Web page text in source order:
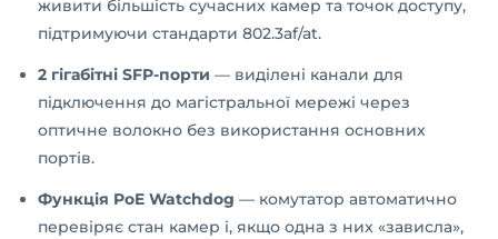
живити більшість сучасних камер та точок доступу,
підтримуючи стандарти 802.3af/at.
2 гігабітні SFP-порти — виділені канали для
підключення до магістральної мережі через
оптичне волокно без використання основних
портів.
Функція PoE Watchdog — комутатор автоматично
перевіряє стан камер і, якщо одна з них «зависла»,